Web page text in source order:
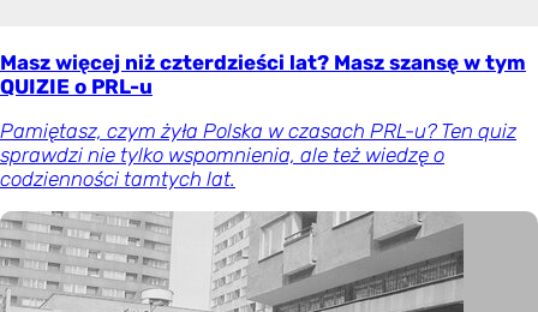
Masz więcej niż czterdzieści lat? Masz szansę w tym
QUIZIE o PRL-u
Pamiętasz, czym żyła Polska w czasach PRL-u? Ten quiz
sprawdzi nie tylko wspomnienia, ale też wiedzę o
codzienności tamtych lat.